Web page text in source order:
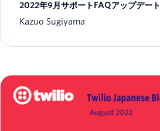
2022年9月サポートFAQアップデート
Kazuo Sugiyama